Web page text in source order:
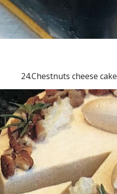
24.Chestnuts cheese cake